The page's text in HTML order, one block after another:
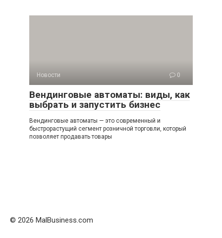
Новости 0
Вендинговые автоматы: виды, как
выбрать и запустить бизнес
Вендинговые автоматы — это современный и
быстрорастущий сегмент розничной торговли, который
позволяет продавать товары
© 2026 MalBusiness.com